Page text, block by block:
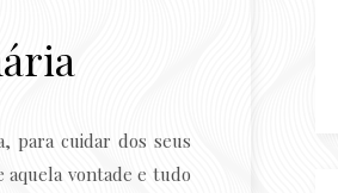
para cuidar dos seus
aquela vontade e tudo